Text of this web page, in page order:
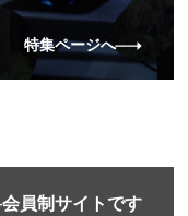
特集ページへ
員制サイトです